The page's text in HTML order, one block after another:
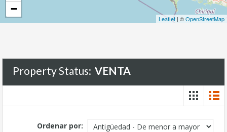
−
Leaflet | ©OpenStreetMap
Property Status: VENTA
Ordenar por: